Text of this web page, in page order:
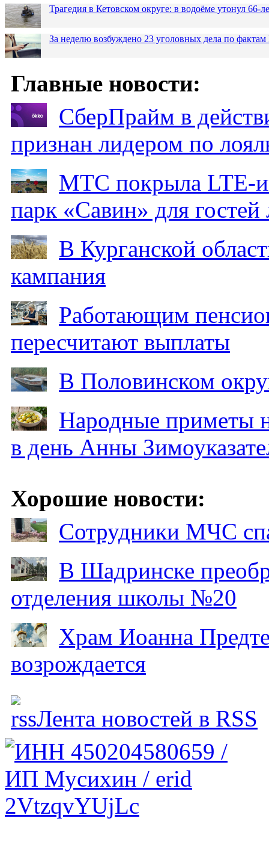
Трагедия в Кетовском округе: в водоёме утонул 66-
За неделю возбуждено 23 уголовных дела по
Главные новости:
СберПрайм в
признан лидером по
МТС покрыла LTE-
парк «Савин» для гостей
В Курганской
кампания
Работающим
пересчитают выплаты
В Половинском
Народные приметы
в день Анны
Хорошие новости:
Сотрудники МЧС
В Шадринске
отделения школы №20
Храм Иоанна
возрождается
Лента новостей в RSS